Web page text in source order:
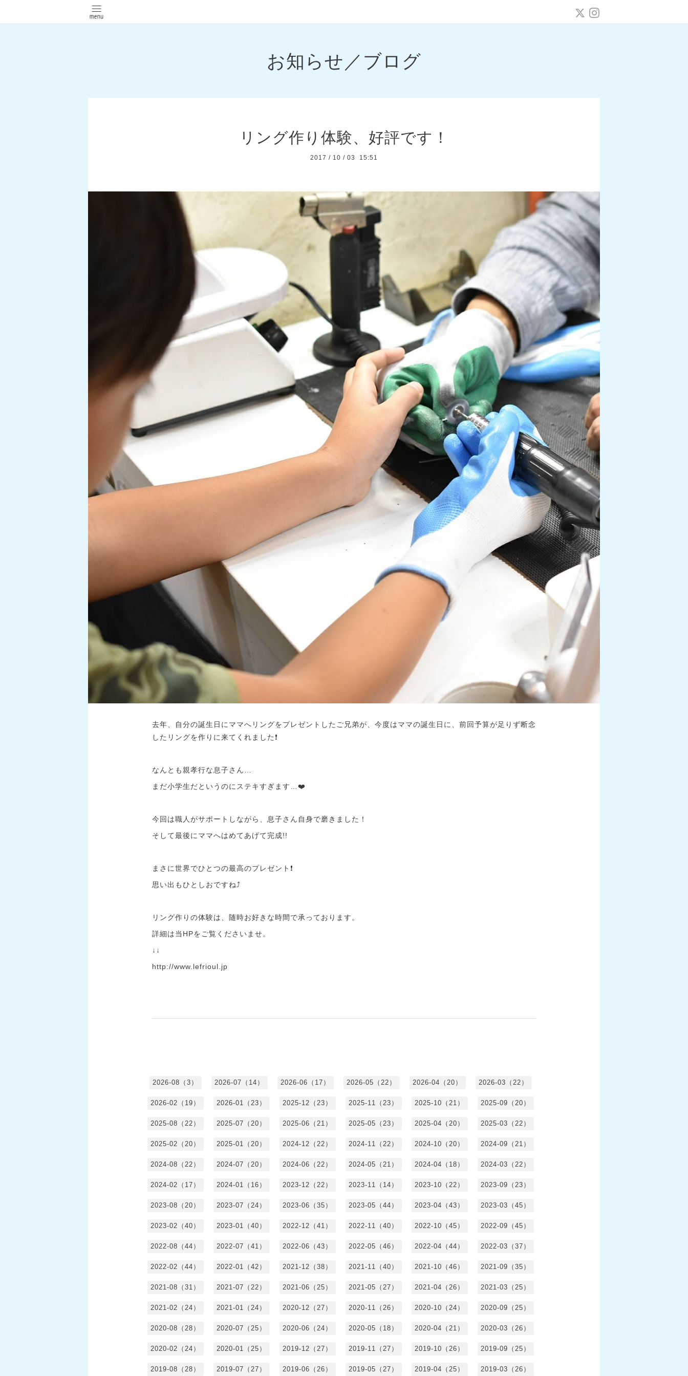
お知らせ／ブログ
リング作り体験、好評です！
2017 / 10 / 03 15:51
去年、自分の誕生日にママへリングをプレゼントしたご兄弟が、今度はママの誕生日に、前回予算が足りず断念
したリングを作りに来てくれました❗️
なんとも親孝行な息子さん…
まだ小学生だというのにステキすぎます…❤️
今回は職人がサポートしながら、息子さん自身で磨きました！
そして最後にママへはめてあげて完成!!
まさに世界でひとつの最高のプレゼント❗️
思い出もひとしおですね⤴️
リング作りの体験は、随時お好きな時間で承っております。
詳細は当HPをご覧くださいませ。
↓↓
http://www.lefrioul.jp
2026-08（3） 2026-07（14） 2026-06（17） 2026-05（22） 2026-04（20） 2026-03（22）
2026-02（19） 2026-01（23） 2025-12（23） 2025-11（23） 2025-10（21） 2025-09（20）
2025-08（22） 2025-07（20） 2025-06（21） 2025-05（23） 2025-04（20） 2025-03（22）
2025-02（20） 2025-01（20） 2024-12（22） 2024-11（22） 2024-10（20） 2024-09（21）
2024-08（22） 2024-07（20） 2024-06（22） 2024-05（21） 2024-04（18） 2024-03（22）
2024-02（17） 2024-01（16） 2023-12（22） 2023-11（14） 2023-10（22） 2023-09（23）
2023-08（20） 2023-07（24） 2023-06（35） 2023-05（44） 2023-04（43） 2023-03（45）
2023-02（40） 2023-01（40） 2022-12（41） 2022-11（40） 2022-10（45） 2022-09（45）
2022-08（44） 2022-07（41） 2022-06（43） 2022-05（46） 2022-04（44） 2022-03（37）
2022-02（44） 2022-01（42） 2021-12（38） 2021-11（40） 2021-10（46） 2021-09（35）
2021-08（31） 2021-07（22） 2021-06（25） 2021-05（27） 2021-04（26） 2021-03（25）
2021-02（24） 2021-01（24） 2020-12（27） 2020-11（26） 2020-10（24） 2020-09（25）
2020-08（28） 2020-07（25） 2020-06（24） 2020-05（18） 2020-04（21） 2020-03（26）
2020-02（24） 2020-01（25） 2019-12（27） 2019-11（27） 2019-10（26） 2019-09（25）
2019-08（28） 2019-07（27） 2019-06（26） 2019-05（27） 2019-04（25） 2019-03（26）